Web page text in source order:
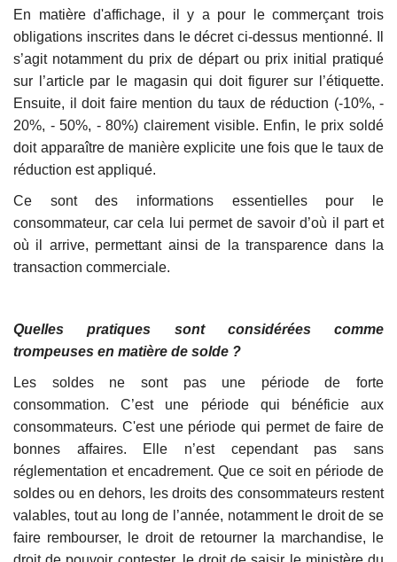
En matière d'affichage, il y a pour le commerçant trois
obligations inscrites dans le décret ci-dessus mentionné. Il
s’agit notamment du prix de départ ou prix initial pratiqué
sur l’article par le magasin qui doit figurer sur l’étiquette.
Ensuite, il doit faire mention du taux de réduction (-10%, -
20%, - 50%, - 80%) clairement visible. Enfin, le prix soldé
doit apparaître de manière explicite une fois que le taux de
réduction est appliqué.
Ce sont des informations essentielles pour le
consommateur, car cela lui permet de savoir d’où il part et
où il arrive, permettant ainsi de la transparence dans la
transaction commerciale.
Quelles pratiques sont considérées comme
trompeuses en matière de solde ?
Les soldes ne sont pas une période de forte
consommation. C’est une période qui bénéficie aux
consommateurs. C'est une période qui permet de faire de
bonnes affaires. Elle n’est cependant pas sans
réglementation et encadrement. Que ce soit en période de
soldes ou en dehors, les droits des consommateurs restent
valables, tout au long de l’année, notamment le droit de se
faire rembourser, le droit de retourner la marchandise, le